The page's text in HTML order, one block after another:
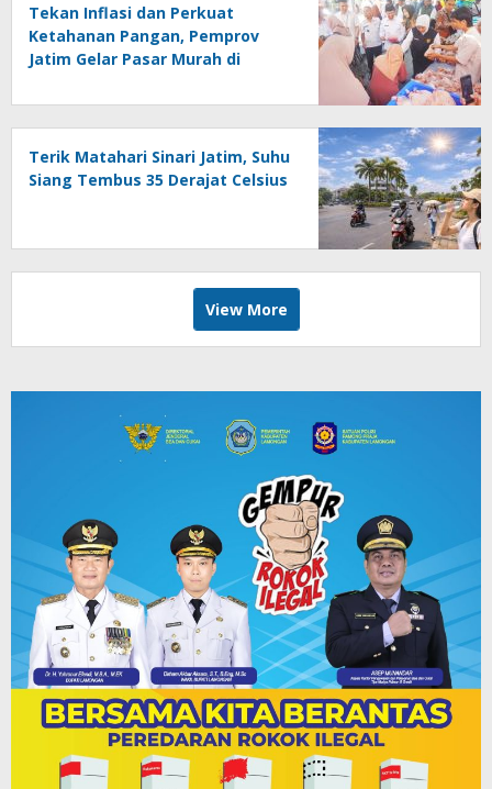
Tekan Inflasi dan Perkuat
Ketahanan Pangan, Pemprov
Jatim Gelar Pasar Murah di
Terik Matahari Sinari Jatim, Suhu
Siang Tembus 35 Derajat Celsius
View More